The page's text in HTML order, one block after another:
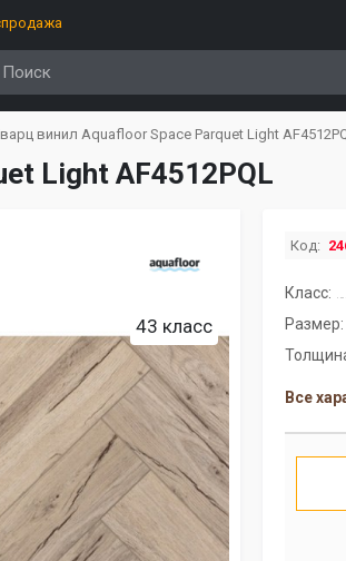
винил Aquafloor Space Parquet Light
Light AF4512PQL
43 класс
Код:
Класс:
Размер:
Все